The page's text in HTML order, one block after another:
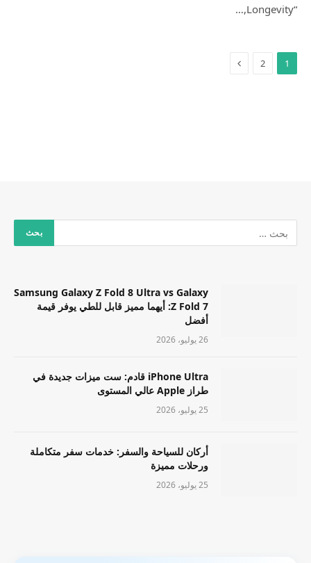
“Longevity,…
1
2
Samsung Galaxy Z Fold 8 Ultra vs Galaxy
Z Fold 7: أيهما مميز قابل للطي يوفر قيمة
أفضل
26 يوليو، 2026
iPhone Ultra قادم: ست ميزات جديدة في
طراز Apple عالي المستوى
25 يوليو، 2026
أركان للسياحة والسفر: خدمات سفر متكاملة
ورحلات مميزة
25 يوليو، 2026